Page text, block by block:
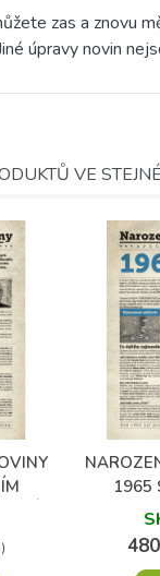
zas a znovu
úpravy novin
VE
1965